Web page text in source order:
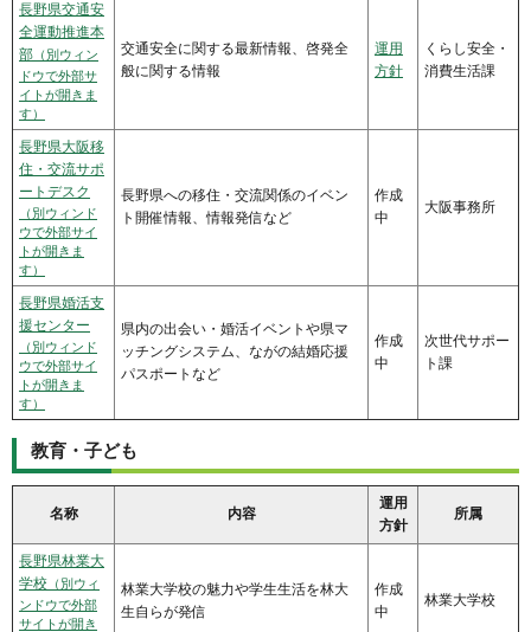
長野県交通安
全運動推進本
部 （別ウィン
ドウで外部サ
イトが開きま
す）
交通安全に関する最新情報、啓発全
般に関する情報
運用
方針
くらし安全・
消費生活課
長野県大阪移
住・交流サポ
ートデスク
（別ウィンド
ウで外部サイ
トが開きま
す）
長野県への移住・交流関係のイベン
ト開催情報、情報発信など
作成
中
大阪事務所
長野県婚活支
援センター
（別ウィンド
ウで外部サイ
トが開きま
す）
県内の出会い・婚活イベントや県マ
ッチングシステム、ながの結婚応援
パスポートなど
作成
中
次世代サポー
ト課
教育・子ども
名称 内容
運用
方針
所属
長野県林業大
学校 （別ウィ
ンドウで外部
サイトが開き
林業大学校の魅力や学生生活を林大
生自らが発信
作成
中
林業大学校